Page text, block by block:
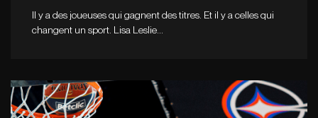
Il y a des joueuses qui gagnent des titres. Et il y a celles qui
changent un sport. Lisa Leslie…